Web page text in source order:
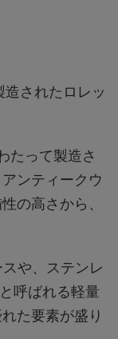
されたロレッ
たって製造さ
ンティークウ
の高さから、
や、ステンレ
呼ばれる軽量
た要素が盛り